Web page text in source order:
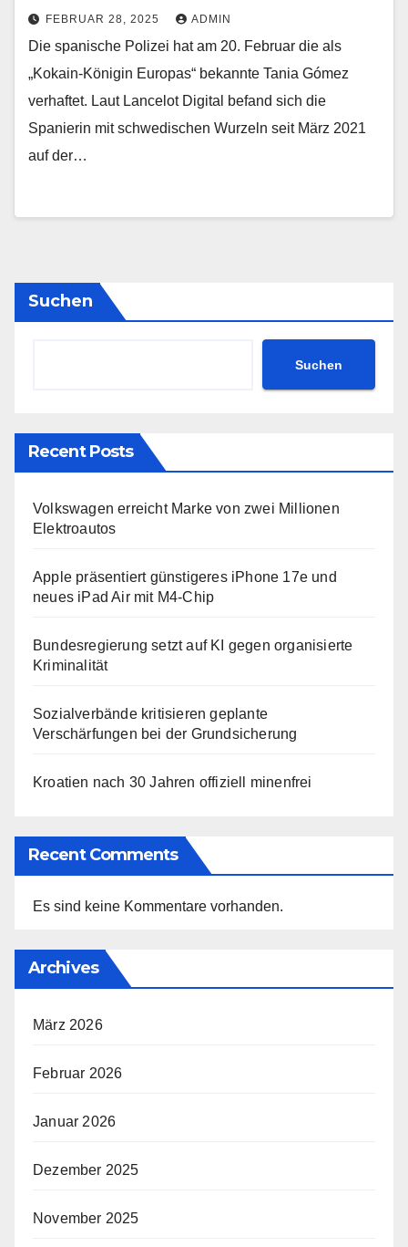
FEBRUAR 28, 2025 ADMIN
Die spanische Polizei hat am 20. Februar die als
„Kokain-Königin Europas“ bekannte Tania Gómez
verhaftet. Laut Lancelot Digital befand sich die
Spanierin mit schwedischen Wurzeln seit März 2021
auf der…
Suchen
Suchen
Recent Posts
Volkswagen erreicht Marke von zwei Millionen
Elektroautos
Apple präsentiert günstigeres iPhone 17e und
neues iPad Air mit M4-Chip
Bundesregierung setzt auf KI gegen organisierte
Kriminalität
Sozialverbände kritisieren geplante
Verschärfungen bei der Grundsicherung
Kroatien nach 30 Jahren offiziell minenfrei
Recent Comments
Es sind keine Kommentare vorhanden.
Archives
März 2026
Februar 2026
Januar 2026
Dezember 2025
November 2025